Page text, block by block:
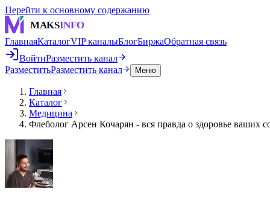
Перейти к основному содержанию
MAKSINFO
ГлавнаяКаталогVIP каналыБлогБиржаОбратная связь
ВойтиРазместить канал
РазместитьРазместить канал Меню
Главная
Каталог
Медицина
Флеболог Арсен Кочарян - вся правда о здоровье ваших